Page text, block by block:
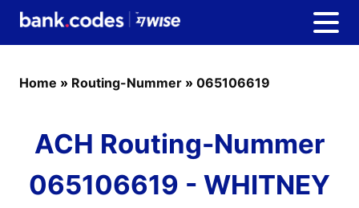
Home » Routing-Nummer » 065106619
ACH Routing-Nummer
065106619 - WHITNEY